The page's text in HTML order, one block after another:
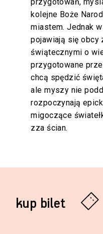
kup bilet
kolejne Boże
miastem. Jednak
pojawiają się obcy
świątecznymi o
przygotowane
chcą spędzić
ale myszy nie
rozpoczynają
migoczące
zza ścian.